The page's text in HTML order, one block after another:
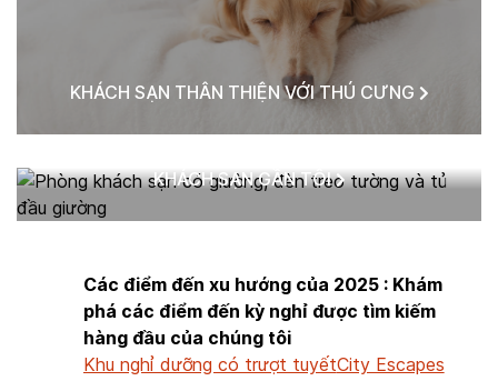
KHÁCH SẠN THÂN THIỆN VỚI THÚ CƯNG
KHÁCH SẠN GẦN TÔI
Các điểm đến xu hướng của 2025 : Khám
phá các điểm đến kỳ nghỉ được tìm kiếm
hàng đầu của chúng tôi
Khu nghỉ dưỡng có trượt tuyếtCity Escapes